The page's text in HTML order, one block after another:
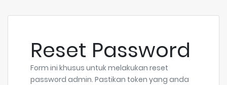
Reset Password
Form ini khusus untuk melakukan reset
password admin. Pastikan token yang anda